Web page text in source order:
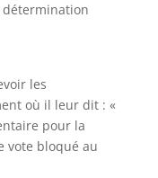
les
où il leur dit : «
pour la
vote bloqué au